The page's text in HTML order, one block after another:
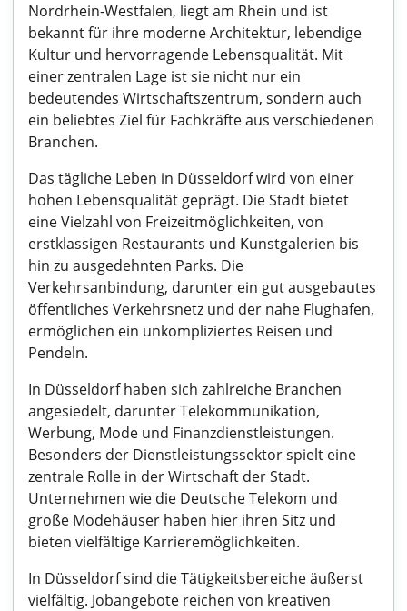
Nordrhein-Westfalen, liegt am Rhein und ist
bekannt für ihre moderne Architektur, lebendige
Kultur und hervorragende Lebensqualität. Mit
einer zentralen Lage ist sie nicht nur ein
bedeutendes Wirtschaftszentrum, sondern auch
ein beliebtes Ziel für Fachkräfte aus verschiedenen
Branchen.
Das tägliche Leben in Düsseldorf wird von einer
hohen Lebensqualität geprägt. Die Stadt bietet
eine Vielzahl von Freizeitmöglichkeiten, von
erstklassigen Restaurants und Kunstgalerien bis
hin zu ausgedehnten Parks. Die
Verkehrsanbindung, darunter ein gut ausgebautes
öffentliches Verkehrsnetz und der nahe Flughafen,
ermöglichen ein unkompliziertes Reisen und
Pendeln.
In Düsseldorf haben sich zahlreiche Branchen
angesiedelt, darunter Telekommunikation,
Werbung, Mode und Finanzdienstleistungen.
Besonders der Dienstleistungssektor spielt eine
zentrale Rolle in der Wirtschaft der Stadt.
Unternehmen wie die Deutsche Telekom und
große Modehäuser haben hier ihren Sitz und
bieten vielfältige Karrieremöglichkeiten.
In Düsseldorf sind die Tätigkeitsbereiche äußerst
vielfältig. Jobangebote reichen von kreativen